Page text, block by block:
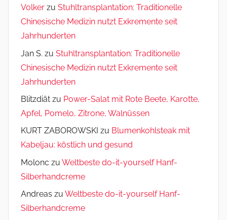
Volker zu Stuhltransplantation: Traditionelle
Chinesische Medizin nutzt Exkremente seit
Jahrhunderten
Jan S. zu Stuhltransplantation: Traditionelle
Chinesische Medizin nutzt Exkremente seit
Jahrhunderten
Blitzdiät zu Power-Salat mit Rote Beete, Karotte,
Apfel, Pomelo, Zitrone, Walnüssen
KURT ZABOROWSKI zu Blumenkohlsteak mit
Kabeljau: köstlich und gesund
Molonc zu Weltbeste do-it-yourself Hanf-
Silberhandcreme
Andreas zu Weltbeste do-it-yourself Hanf-
Silberhandcreme